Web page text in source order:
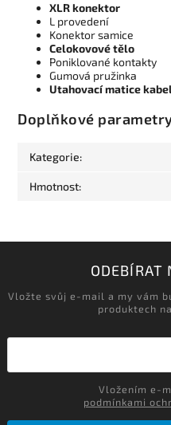
XLR konektor
L provedení
Konektor samice
Celokovové tělo
Poniklované kontakty
Gumová pružinka
Utahovací matice
Doplňkové
Kategorie:
Hmotnost:
ODEBÍRAT
Vložte svůj e-mail a my vám
produktech
podmínkami